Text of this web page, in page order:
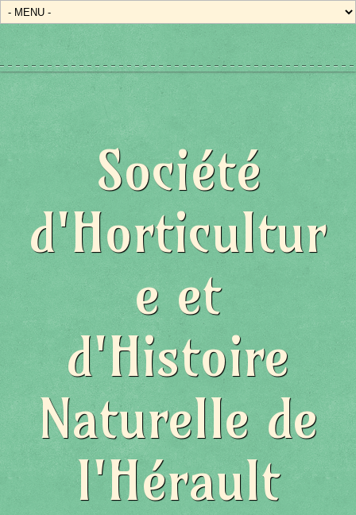
Société
d'Horticultur
e et
d'Histoire
Naturelle de
l'Hérault
État/Pays